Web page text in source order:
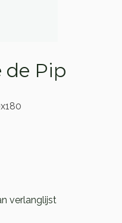
de Pip
verlanglijst